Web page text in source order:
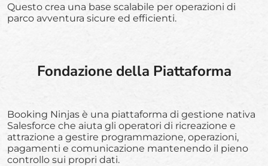
Questo crea una base scalabile per operazioni di
parco avventura sicure ed efficienti.
Fondazione della Piattaforma
Booking Ninjas è una piattaforma di gestione nativa
Salesforce che aiuta gli operatori di ricreazione e
attrazione a gestire programmazione, operazioni,
pagamenti e comunicazione mantenendo il pieno
controllo sui propri dati.